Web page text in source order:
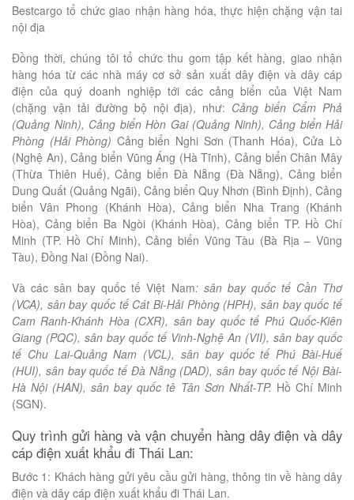
Bestcargo tổ chức giao nhận hàng hóa, thực hiện chặng vận tai
nội địa
Đồng thời, chúng tôi tổ chức thu gom tập kết hàng, giao nhận
hàng hóa từ các nhà máy cơ sở sản xuất dây điện và dây cáp
điện của quý doanh nghiệp tới các cảng biển của Việt Nam
(chặng vận tải đường bộ nội địa), như: Cảng biển Cẩm Phả
(Quảng Ninh), Cảng biển Hòn Gai (Quảng Ninh), Cảng biển Hải
Phòng (Hải Phòng) Cảng biển Nghi Sơn (Thanh Hóa), Cửa Lò
(Nghệ An), Cảng biển Vũng Áng (Hà Tĩnh), Cảng biển Chân Mây
(Thừa Thiên Huế), Cảng biển Đà Nẵng (Đà Nẵng), Cảng biển
Dung Quất (Quảng Ngãi), Cảng biển Quy Nhơn (Bình Định), Cảng
biển Vân Phong (Khánh Hòa), Cảng biển Nha Trang (Khánh
Hòa), Cảng biển Ba Ngòi (Khánh Hòa), Cảng biển TP. Hồ Chí
Minh (TP. Hồ Chí Minh), Cảng biển Vũng Tàu (Bà Rịa – Vũng
Tàu), Đồng Nai (Đồng Nai).
Và các sân bay quốc tế Việt Nam: sân bay quốc tế Cần Thơ
(VCA), sân bay quốc tế Cát Bi-Hải Phòng (HPH), sân bay quốc tế
Cam Ranh-Khánh Hòa (CXR), sân bay quốc tế Phú Quốc-Kiên
Giang (PQC), sân bay quốc tế Vinh-Nghệ An (VII), sân bay quốc
tế Chu Lai-Quảng Nam (VCL), sân bay quốc tế Phú Bài-Huế
(HUI), sân bay quốc tế Đà Nẵng (DAD), sân bay quốc tế Nội Bài-
Hà Nội (HAN), sân bay quốc tê Tân Sơn Nhất-TP. Hồ Chí Minh
(SGN).
Quy trình gửi hàng và vận chuyển hàng dây điện và dây
cáp điện xuất khẩu đi Thái Lan:
Bước 1: Khách hàng gửi yêu cầu gửi hàng, thông tin về hàng dây
điện và dây cáp điện xuất khẩu đi Thái Lan.